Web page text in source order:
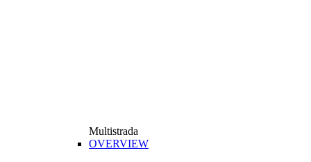
Multistrada
OVERVIEW